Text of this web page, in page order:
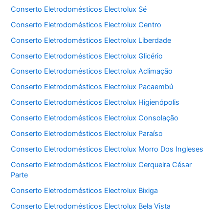
Conserto Eletrodomésticos Electrolux Sé
Conserto Eletrodomésticos Electrolux Centro
Conserto Eletrodomésticos Electrolux Liberdade
Conserto Eletrodomésticos Electrolux Glicério
Conserto Eletrodomésticos Electrolux Aclimação
Conserto Eletrodomésticos Electrolux Pacaembú
Conserto Eletrodomésticos Electrolux Higienópolis
Conserto Eletrodomésticos Electrolux Consolação
Conserto Eletrodomésticos Electrolux Paraíso
Conserto Eletrodomésticos Electrolux Morro Dos Ingleses
Conserto Eletrodomésticos Electrolux Cerqueira César
Parte
Conserto Eletrodomésticos Electrolux Bixiga
Conserto Eletrodomésticos Electrolux Bela Vista